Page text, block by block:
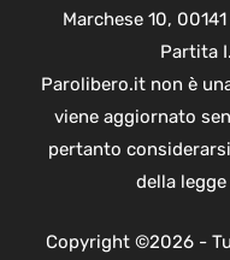
Marchese 10,
Partita
Parolibero.it non è
viene aggiornato
pertanto
della
Copyright ©2026 -